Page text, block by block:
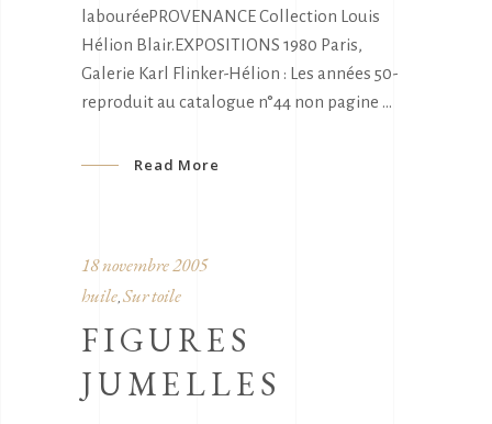
labouréePROVENANCE Collection Louis
Hélion Blair.EXPOSITIONS 1980 Paris,
Galerie Karl Flinker-Hélion : Les années 50-
reproduit au catalogue n°44 non pagine
Read More
18 novembre 2005
huile, Sur toile
FIGURES
JUMELLES